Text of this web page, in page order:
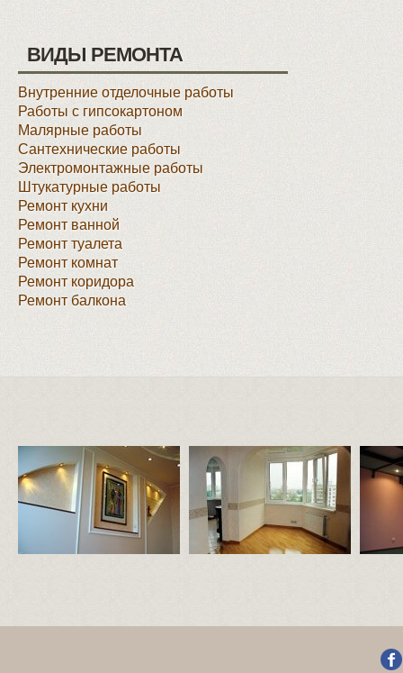
ВИДЫ РЕМОНТА
Внутренние отделочные работы
Работы с гипсокартоном
Малярные работы
Сантехнические работы
Электромонтажные работы
Штукатурные работы
Ремонт кухни
Ремонт ванной
Ремонт туалета
Ремонт комнат
Ремонт коридора
Ремонт балкона